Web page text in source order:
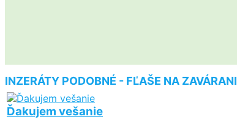
INZERÁTY PODOBNÉ - FĽAŠE NA
Ďakujem vešanie